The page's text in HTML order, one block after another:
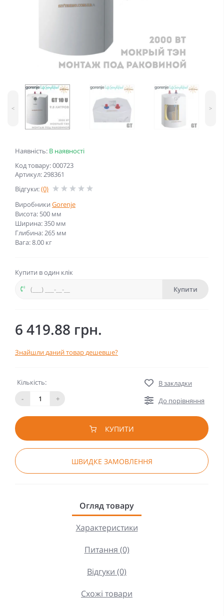
Наявність: В наявності
Код товару: 000723
Артикул: 298361
Відгуки:(0)
Виробники Gorenje
Висота: 500 мм
Ширина: 350 мм
Глибина: 265 мм
Вага: 8.00 кг
< >
Купити в один клік
Купити
6 419.88 грн.
Знайшли даний товар дешевше?
Кількість:
-
+
В закладки
До порівняння
КУПИТИ
ШВИДКЕ ЗАМОВЛЕННЯ
Огляд товару
Характеристики
Питання (0)
Відгуки (0)
Схожі товари